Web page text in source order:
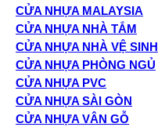
CỬA NHỰA MALAYSIA
CỬA NHỰA NHÀ TẮM
CỬA NHỰA NHÀ VỆ SINH
CỬA NHỰA PHÒNG NGỦ
CỬA NHỰA PVC
CỬA NHỰA SÀI GÒN
CỬA NHỰA VÂN GỖ